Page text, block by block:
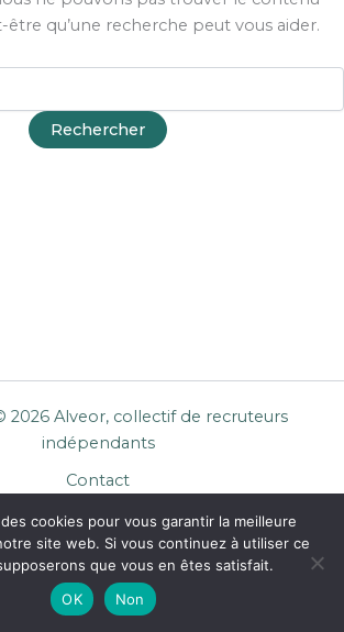
qu’une recherche peut vous aider.
2026 Alveor, collectif de recruteurs
indépendants
Contact
Mentions légales
Confidentialité
CGU Entreprises
cookies pour vous garantir la meilleure
site web. Si vous continuez à utiliser ce
que vous en êtes satisfait.
OK
Non